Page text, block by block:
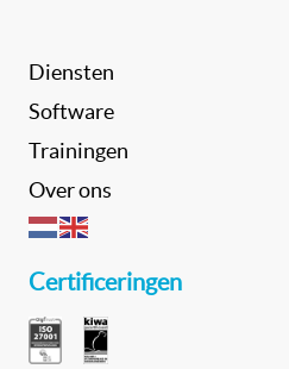
Diensten
Software
Trainingen
Over ons
Certificeringen